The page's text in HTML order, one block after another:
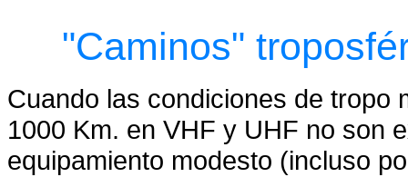
"Caminos"
Cuando las condiciones de tropo
1000 Km. en VHF y UHF no son
equipamiento modesto (incluso